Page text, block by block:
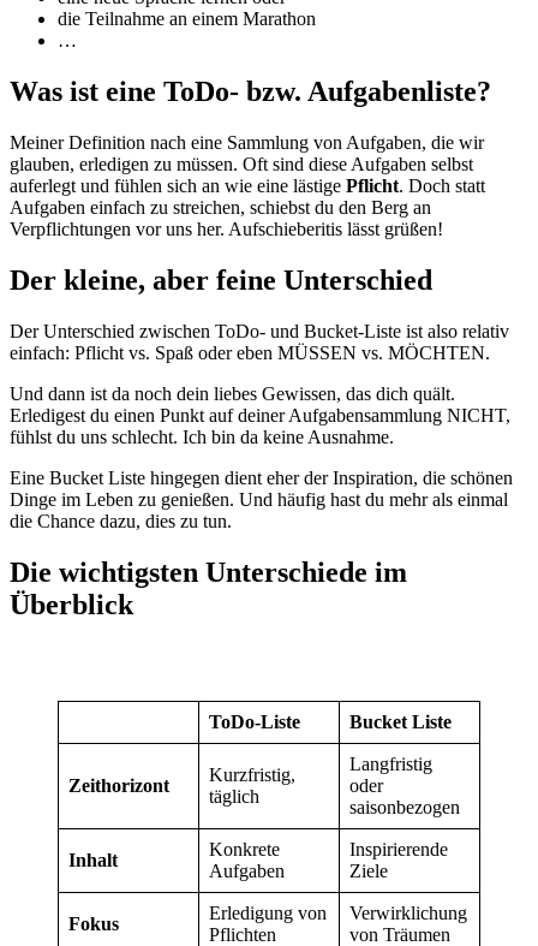
die Teilnahme an einem Marathon
…
Was ist eine ToDo- bzw. Aufgabenliste?
Meiner Definition nach eine Sammlung von Aufgaben, die wir
glauben, erledigen zu müssen. Oft sind diese Aufgaben selbst
auferlegt und fühlen sich an wie eine lästige Pflicht. Doch statt
Aufgaben einfach zu streichen, schiebst du den Berg an
Verpflichtungen vor uns her. Aufschieberitis lässt grüßen!
Der kleine, aber feine Unterschied
Der Unterschied zwischen ToDo- und Bucket-Liste ist also relativ
einfach: Pflicht vs. Spaß oder eben MÜSSEN vs. MÖCHTEN.
Und dann ist da noch dein liebes Gewissen, das dich quält.
Erledigest du einen Punkt auf deiner Aufgabensammlung NICHT,
fühlst du uns schlecht. Ich bin da keine Ausnahme.
Eine Bucket Liste hingegen dient eher der Inspiration, die schönen
Dinge im Leben zu genießen. Und häufig hast du mehr als einmal
die Chance dazu, dies zu tun.
Die wichtigsten Unterschiede im
Überblick
ToDo-Liste Bucket Liste
Zeithorizont
Kurzfristig,
täglich
Langfristig
oder
saisonbezogen
Inhalt
Konkrete
Aufgaben
Inspirierende
Ziele
Fokus
Erledigung von
Pflichten
Verwirklichung
von Träumen